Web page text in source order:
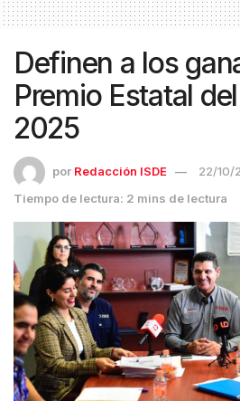
Definen a los
Premio Estatal
2025
por Redacción ISDE
22/10/
Tiempo de lectura: 2 mins de lectura